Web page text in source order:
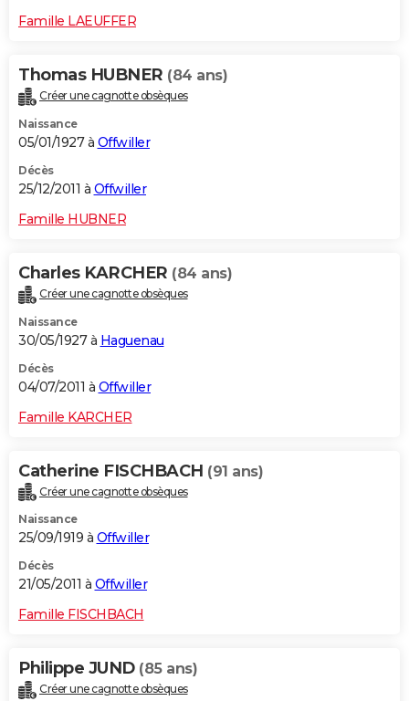
Famille LAEUFFER
Thomas HUBNER (84 ans)
Créer une cagnotte obsèques
Naissance
05/01/1927 à Offwiller
Décès
25/12/2011 à Offwiller
Famille HUBNER
Charles KARCHER (84 ans)
Créer une cagnotte obsèques
Naissance
30/05/1927 à Haguenau
Décès
04/07/2011 à Offwiller
Famille KARCHER
Catherine FISCHBACH (91 ans)
Créer une cagnotte obsèques
Naissance
25/09/1919 à Offwiller
Décès
21/05/2011 à Offwiller
Famille FISCHBACH
Philippe JUND (85 ans)
Créer une cagnotte obsèques